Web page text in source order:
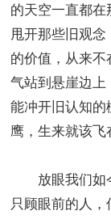
的天空一直都
甩开那些旧观
的价值，从来不
气站到悬崖边上
能冲开旧认知的
鹰，生来就该飞
放眼我们如今
只顾眼前的人，